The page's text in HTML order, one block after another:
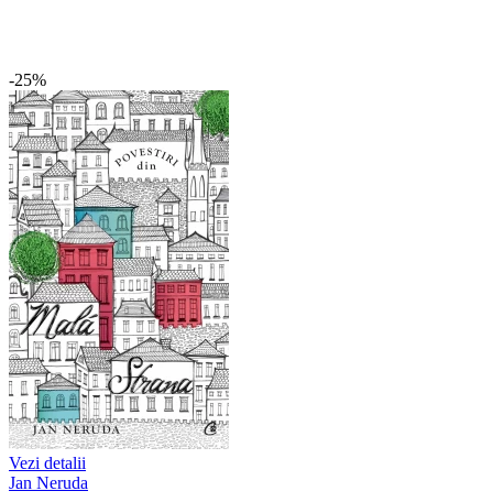
-25%
Vezi detalii
Jan Neruda